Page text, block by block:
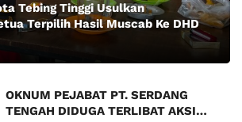
Tebing Tinggi Usulkan
Terpilih Hasil Muscab Ke DHD
OKNUM PEJABAT PT. SERDANG
TENGAH DIDUGA TERLIBAT AKSI…